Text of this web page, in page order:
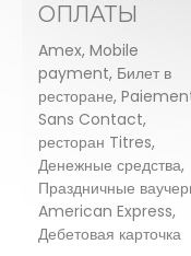
ОПЛАТЫ
Amex, Mobile
payment, Билет в
ресторане,
Sans Contact,
ресторан Titres,
Денежные средства,
Праздничные
American Express,
Дебетовая карточка